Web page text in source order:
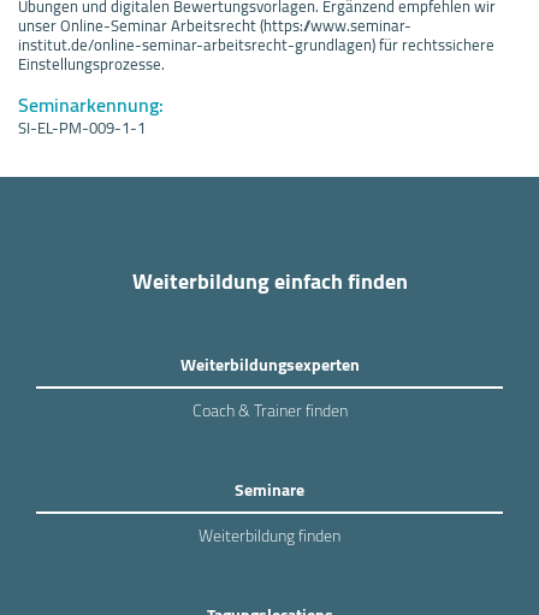
Übungen und digitalen Bewertungsvorlagen. Ergänzend empfehlen wir
unser Online-Seminar Arbeitsrecht (https://www.seminar-
institut.de/online-seminar-arbeitsrecht-grundlagen) für rechtssichere
Einstellungsprozesse.
Seminarkennung:
SI-EL-PM-009-1-1
Weiterbildung einfach finden
Weiterbildungsexperten
Coach & Trainer finden
Seminare
Weiterbildung finden